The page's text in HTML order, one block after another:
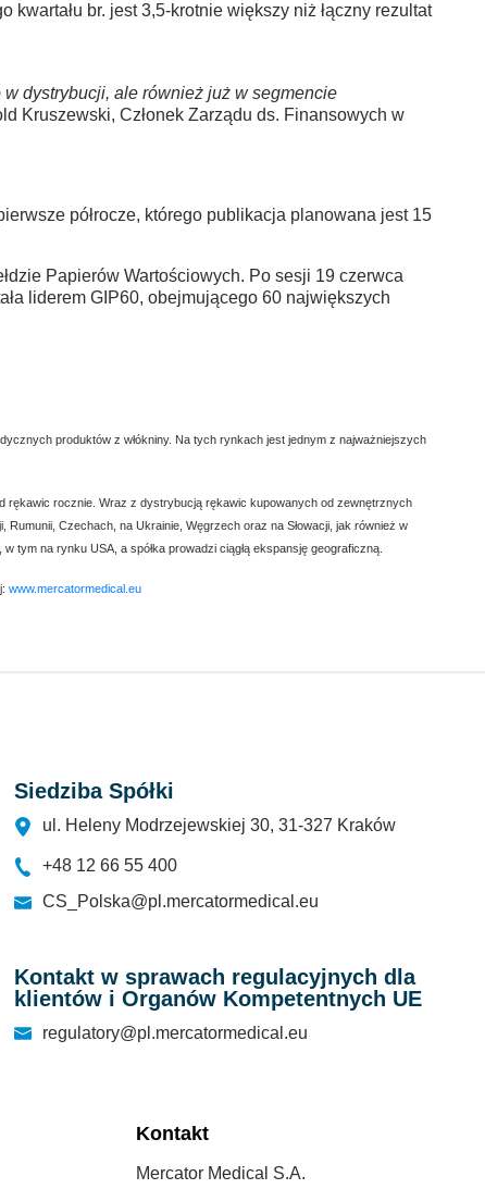
kwartału br. jest 3,5-krotnie większy niż łączny rezultat
dystrybucji, ale również już w segmencie
Kruszewski, Członek Zarządu ds. Finansowych w
półrocze, którego publikacja planowana jest 15
Papierów Wartościowych. Po sesji 19 czerwca
liderem GIP60, obejmującego 60 największych
produktów z włókniny. Na tych rynkach jest jednym z najważniejszych
rękawic rocznie. Wraz z dystrybucją rękawic kupowanych od zewnętrznych
Czechach, na Ukrainie, Węgrzech oraz na Słowacji, jak również w
tym na rynku USA, a spółka prowadzi ciągłą ekspansję geograficzną.
www.mercatormedical.eu
Siedziba Spółki
ul. Heleny Modrzejewskiej 30, 31-327 Kraków
+48 12 66 55 400
CS_Polska@pl.mercatormedical.eu
Kontakt w sprawach regulacyjnych dla
klientów i Organów Kompetentnych UE
regulatory@pl.mercatormedical.eu
Kontakt
Mercator Medical S.A.